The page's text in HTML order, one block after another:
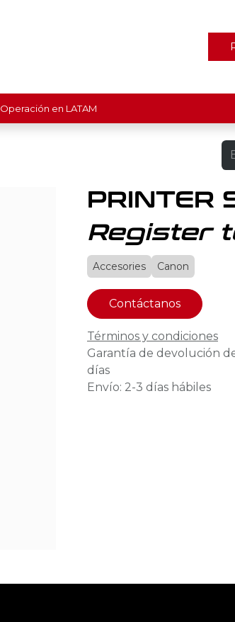
Operación en LATAM
PRINTER
Register
Accesories Canon
Contáctanos
Términos y condiciones
Garantía de devolución
días
Envío: 2-3 días hábiles